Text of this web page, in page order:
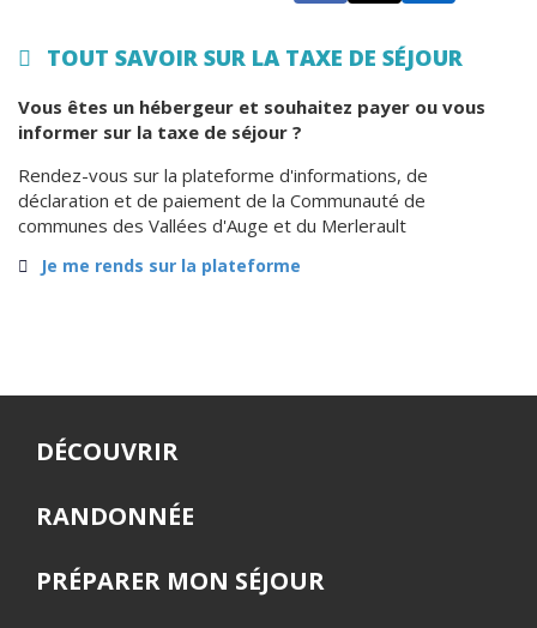
TOUT SAVOIR SUR LA TAXE DE SÉJOUR
Vous êtes un hébergeur et souhaitez payer ou vous
informer sur la taxe de séjour ?
Rendez-vous sur la plateforme d'informations, de
déclaration et de paiement de la Communauté de
communes des Vallées d'Auge et du Merlerault
Je me rends sur la plateforme
DÉCOUVRIR
RANDONNÉE
PRÉPARER MON SÉJOUR